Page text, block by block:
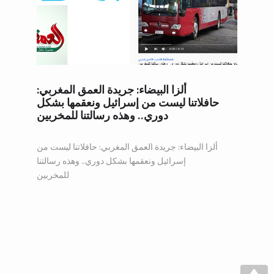
OTHER / AUTRES
ألزا البيضاء: جريدة العمق المغربي:
حافلاتنا ليست من إسرائيل ونعقمها بشكل
دوري.. وهذه رسالتنا للمخربين
ألزا البيضاء: جريدة العمق المغربي: حافلاتنا ليست من
إسرائيل ونعقمها بشكل دوري.. وهذه رسالتنا
للمخربين